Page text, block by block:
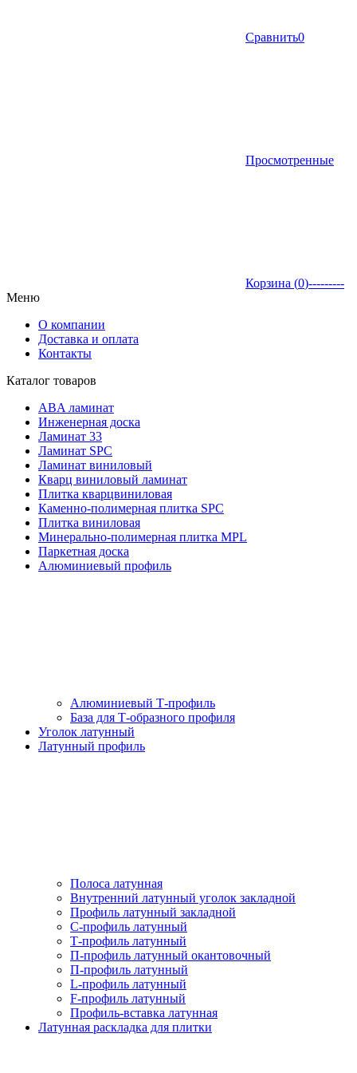
Сравнить0
Просмотренные
Корзина (0)---------
Меню
О компании
Доставка и оплата
Контакты
Каталог товаров
ABA ламинат
Инженерная доска
Ламинат 33
Ламинат SPC
Ламинат виниловый
Кварц виниловый ламинат
Плитка кварцвиниловая
Каменно-полимерная плитка SPC
Плитка виниловая
Минерально-полимерная плитка MPL
Паркетная доска
Алюминиевый профиль
Алюминиевый Т-профиль
База для Т-образного профиля
Уголок латунный
Латунный профиль
Полоса латунная
Внутренний латунный уголок закладной
Профиль латунный закладной
С-профиль латунный
Т-профиль латунный
П-профиль латунный окантовочный
П-профиль латунный
L-профиль латунный
F-профиль латунный
Профиль-вставка латунная
Латунная раскладка для плитки